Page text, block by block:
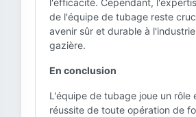
l'efficacité. Cependant,
de l'équipe de tubage reste
avenir sûr et durable à
gazière.
En conclusion
L'équipe de tubage joue un rôle
réussite de toute opération de